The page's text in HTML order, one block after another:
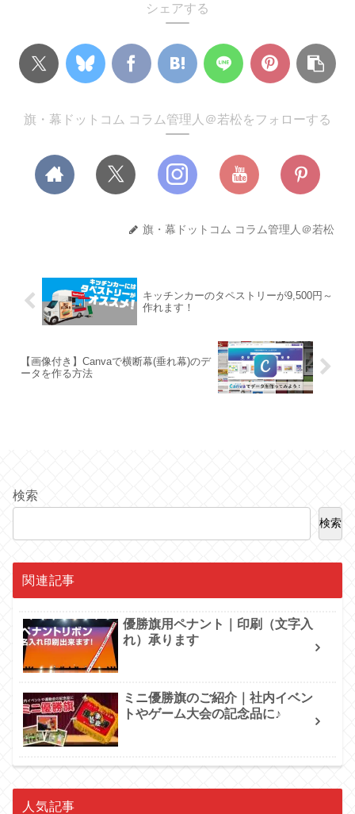
シェアする
旗・幕ドットコム コラム管理人＠若松をフォローする
旗・幕ドットコム コラム管理人＠若松
キッチンカーのタペストリーが9,500円～
作れます！
【画像付き】Canvaで横断幕(垂れ幕)のデ
ータを作る方法
検索
検索
関連記事
優勝旗用ペナント｜印刷（文字入
れ）承ります
ミニ優勝旗のご紹介｜社内イベン
トやゲーム大会の記念品に♪
人気記事